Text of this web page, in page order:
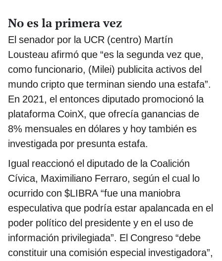
No es la primera vez
El senador por la UCR (centro) Martín
Lousteau afirmó que “es la segunda vez que,
como funcionario, (Milei) publicita activos del
mundo cripto que terminan siendo una estafa”.
En 2021, el entonces diputado promocionó la
plataforma CoinX, que ofrecía ganancias de
8% mensuales en dólares y hoy también es
investigada por presunta estafa.
Igual reaccionó el diputado de la Coalición
Cívica, Maximiliano Ferraro, según el cual lo
ocurrido con $LIBRA “fue una maniobra
especulativa que podría estar apalancada en el
poder político del presidente y en el uso de
información privilegiada”. El Congreso “debe
constituir una comisión especial investigadora”,